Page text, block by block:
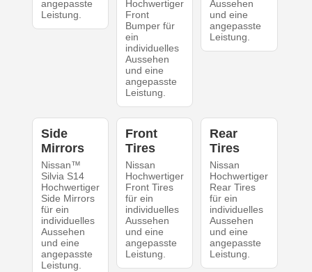
angepasste
Leistung.
Hochwertiger
Front
Bumper für
ein
individuelles
Aussehen
und eine
angepasste
Leistung.
Aussehen
und eine
angepasste
Leistung.
Side
Mirrors
Nissan™
Silvia S14
Hochwertiger
Side Mirrors
für ein
individuelles
Aussehen
und eine
angepasste
Leistung.
Front
Tires
Nissan
Hochwertiger
Front Tires
für ein
individuelles
Aussehen
und eine
angepasste
Leistung.
Rear
Tires
Nissan
Hochwertiger
Rear Tires
für ein
individuelles
Aussehen
und eine
angepasste
Leistung.